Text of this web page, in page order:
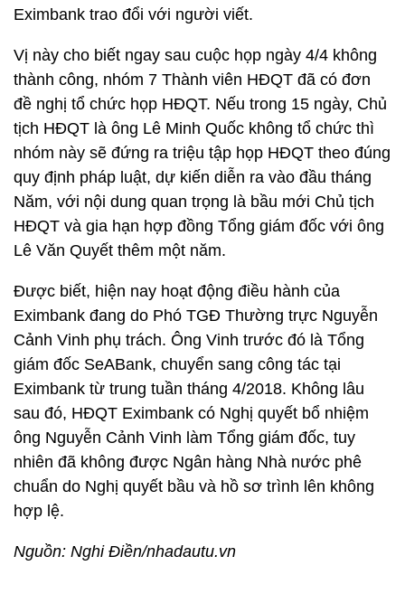
Eximbank trao đổi với người viết.
Vị này cho biết ngay sau cuộc họp ngày 4/4 không
thành công, nhóm 7 Thành viên HĐQT đã có đơn
đề nghị tổ chức họp HĐQT. Nếu trong 15 ngày, Chủ
tịch HĐQT là ông Lê Minh Quốc không tổ chức thì
nhóm này sẽ đứng ra triệu tập họp HĐQT theo đúng
quy định pháp luật, dự kiến diễn ra vào đầu tháng
Năm, với nội dung quan trọng là bầu mới Chủ tịch
HĐQT và gia hạn hợp đồng Tổng giám đốc với ông
Lê Văn Quyết thêm một năm.
Được biết, hiện nay hoạt động điều hành của
Eximbank đang do Phó TGĐ Thường trực Nguyễn
Cảnh Vinh phụ trách. Ông Vinh trước đó là Tổng
giám đốc SeABank, chuyển sang công tác tại
Eximbank từ trung tuần tháng 4/2018. Không lâu
sau đó, HĐQT Eximbank có Nghị quyết bổ nhiệm
ông Nguyễn Cảnh Vinh làm Tổng giám đốc, tuy
nhiên đã không được Ngân hàng Nhà nước phê
chuẩn do Nghị quyết bầu và hồ sơ trình lên không
hợp lệ.
Nguồn: Nghi Điền/nhadautu.vn